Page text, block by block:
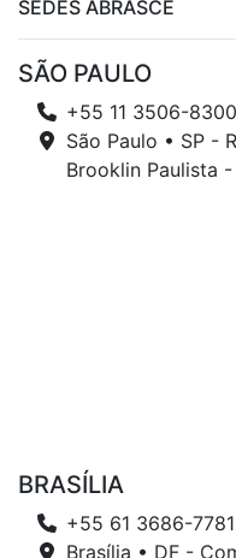
SEDES ABRASCE
SÃO PAULO
+55 11 3506-8300
São Paulo • SP -
Brooklin Paulista
BRASÍLIA
+55 61 3686-7781
Brasília • DF -